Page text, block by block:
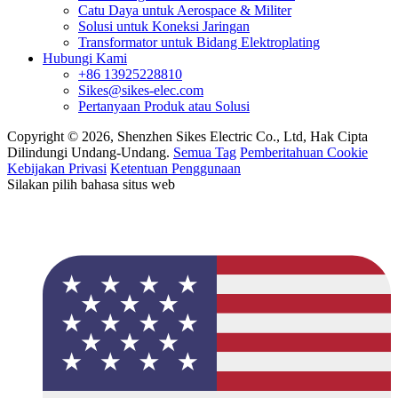
Catu Daya untuk Aerospace & Militer
Solusi untuk Koneksi Jaringan
Transformator untuk Bidang Elektroplating
Hubungi Kami
+86 13925228810
Sikes@sikes-elec.com
Pertanyaan Produk atau Solusi
Copyright © 2026, Shenzhen Sikes Electric Co., Ltd, Hak Cipta
Dilindungi Undang-Undang. Semua Tag Pemberitahuan Cookie
Kebijakan Privasi Ketentuan Penggunaan
Silakan pilih bahasa situs web